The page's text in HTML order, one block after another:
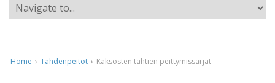
Home › Tähdenpeitot › Kaksosten tähtien peittymissarjat